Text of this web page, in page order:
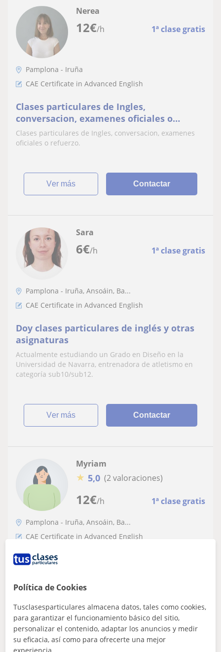
12€/h 1ª clase gratis
Nerea
Pamplona - Iruña
CAE Certificate in Advanced English
Clases particulares de Ingles,
conversacion, examenes oficiales o
refuerzo
Clases particulares de Ingles, conversacion, examenes
oficiales o refuerzo.
ver más Contactar
6€/h 1ª clase gratis
Sara
Pamplona - Iruña, Ansoáin, Ba...
CAE Certificate in Advanced English
Doy clases particulares de inglés y otras
asignaturas
Actualmente estudiando un Grado en Diseño en la
Universidad de Navarra, entrenadora de atletismo en
categoría sub10/sub12.
ver más Contactar
12€/h 1ª clase gratis
Myriam
★ 5,0 (2 valoraciones)
Pamplona - Iruña, Ansoáin, Ba...
CAE Certificate in Advanced English
Profesora de inglés y francés nativa
cualquier tipo de certificado oficial y de
He dado clases de inglés empleando mis métodos a
años y siempre he obtenido buenos resu...
Contactar
Política de Cookies
Tusclasesparticulares almacena datos, tales como cookies,
para garantizar el funcionamiento básico del sitio,
personalizar el contenido, adaptar los anuncios y medir
su eficacia, así como para ofrecerte una mejor
experiencia.